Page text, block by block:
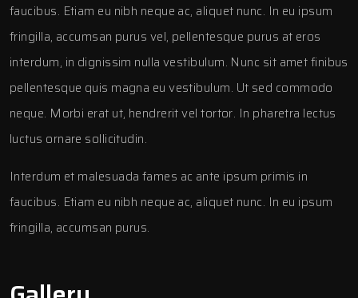
faucibus. Etiam eu nibh neque ac, aliquet nunc. In eu ipsum
fringilla, accumsan purus vel, pellentesque purus at eros
interdum, in dignissim nulla vestibulum. Nunc sit amet finibus
pellentesque quis magna eu vestibulum. Ut sed commodo
neque. Morbi erat ut, hendrerit vel tortor. In pharetra lectus
luctus ornare sollicitudin.
Interdum et malesuada fames ac ante ipsum primis in
faucibus. Etiam eu nibh neque ac, aliquet nunc. In eu ipsum
fringilla, accumsan purus.